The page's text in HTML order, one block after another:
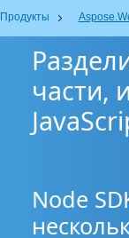
Продукты
части,
Node